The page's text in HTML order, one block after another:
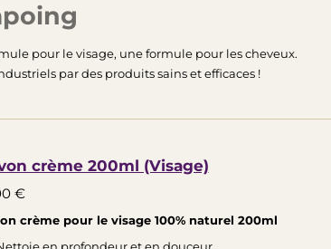
pour le visage, une formule pour les cheveux.
par des produits sains et efficaces !
crème 200ml (Visage)
€
crème pour le visage 100% naturel 200ml
en profondeur et en douceur.